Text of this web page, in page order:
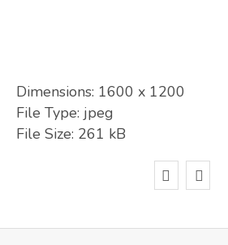
Dimensions: 1600 x 1200
File Type: jpeg
File Size: 261 kB